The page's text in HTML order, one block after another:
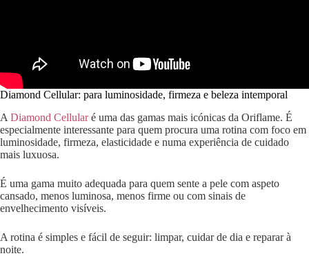
Diamond Cellular: para luminosidade, firmeza e beleza intemporal
A Diamond Cellularé uma das gamas mais icónicas da Oriflame. É
especialmente interessante para quem procura uma rotina com foco em
luminosidade, firmeza, elasticidade e numa experiência de cuidado
mais luxuosa.
É uma gama muito adequada para quem sente a pele com aspeto
cansado, menos luminosa, menos firme ou com sinais de
envelhecimento visíveis.
A rotina é simples e fácil de seguir: limpar, cuidar de dia e reparar à
noite.